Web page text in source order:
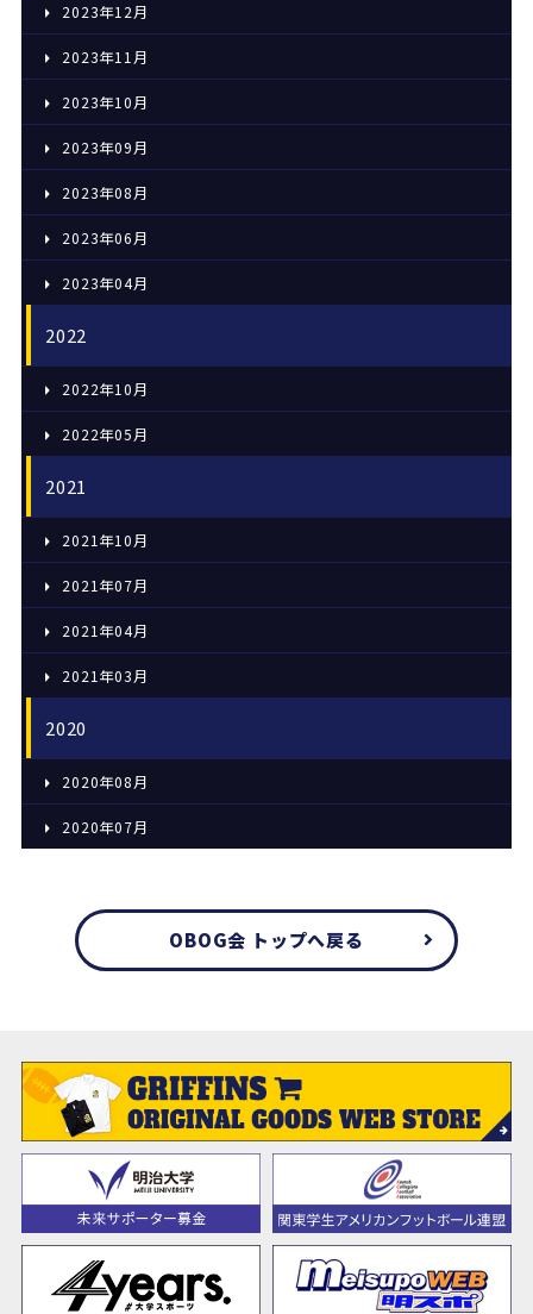
2023年12月
2023年11月
2023年10月
2023年09月
2023年08月
2023年06月
2023年04月
2022
2022年10月
2022年05月
2021
2021年10月
2021年07月
2021年04月
2021年03月
2020
2020年08月
2020年07月
OBOG会 トップへ戻る